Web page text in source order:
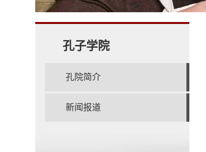
孔子学院
孔院简介
新闻报道